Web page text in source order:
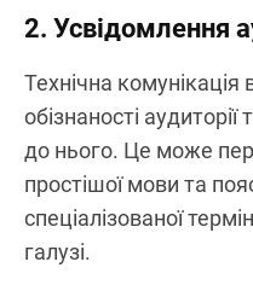
2. Усвідомлення
Технічна комунікація
обізнаності
до нього. Це може
простішої мови та
спеціалізованої
галузі.